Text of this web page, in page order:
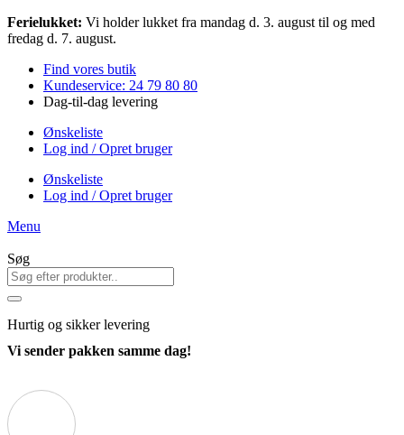
Videre
til
Ferielukket: Vi holder lukket fra mandag d. 3. august til og med
fredag d. 7. august.
Find vores butik
Kundeservice: 24 79 80 80
Dag-til-dag levering
Ønskeliste
Log ind / Opret bruger
Ønskeliste
Log ind / Opret bruger
Menu
Søg
Hurtig og sikker levering
Vi sender pakken samme dag!